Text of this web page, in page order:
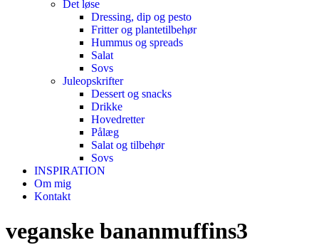
Det løse
Dressing, dip og pesto
Fritter og plantetilbehør
Hummus og spreads
Salat
Sovs
Juleopskrifter
Dessert og snacks
Drikke
Hovedretter
Pålæg
Salat og tilbehør
Sovs
INSPIRATION
Om mig
Kontakt
veganske bananmuffins3